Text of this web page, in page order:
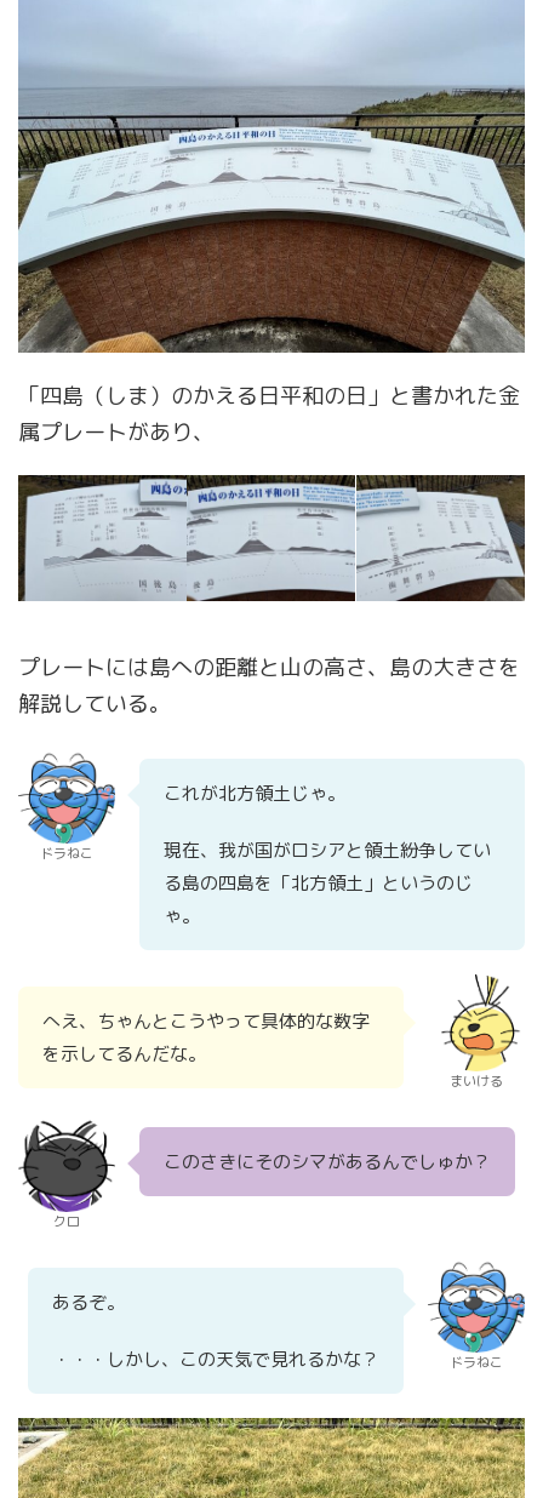
「四島（しま）のかえる日平和の日」と書かれた金
属プレートがあり、
プレートには島への距離と山の高さ、島の大きさを
解説している。
ドラねこ
これが北方領土じゃ。
現在、我が国がロシアと領土紛争してい
る島の四島を「北方領土」というのじ
ゃ。
へえ、ちゃんとこうやって具体的な数字
を示してるんだな。
まいける
クロ
このさきにそのシマがあるんでしゅか？
あるぞ。
・・・しかし、この天気で見れるかな？ ドラねこ